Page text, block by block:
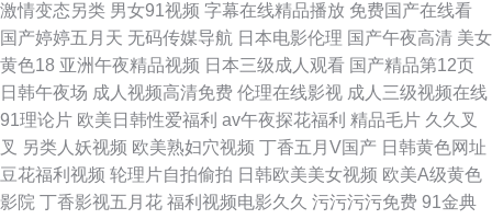
激情变态另类 男女91视频 字幕在线精品播放 免费国产在线看
国产婷婷五月天 无码传媒导航 日本电影伦理 国产午夜高清 美女
黄色18 亚洲午夜精品视频 日本三级成人观看 国产精品第12页
日韩午夜场 成人视频高清免费 伦理在线影视 成人三级视频在线
91理论片 欧美日韩性爱福利 av午夜探花福利 精品毛片 久久叉
叉 另类人妖视频 欧美熟妇穴视频 丁香五月V国产 日韩黄色网址
豆花福利视频 轮理片自拍偷拍 日韩欧美美女视频 欧美A级黄色
影院 丁香影视五月花 福利视频电影久久 污污污污免费 91金典